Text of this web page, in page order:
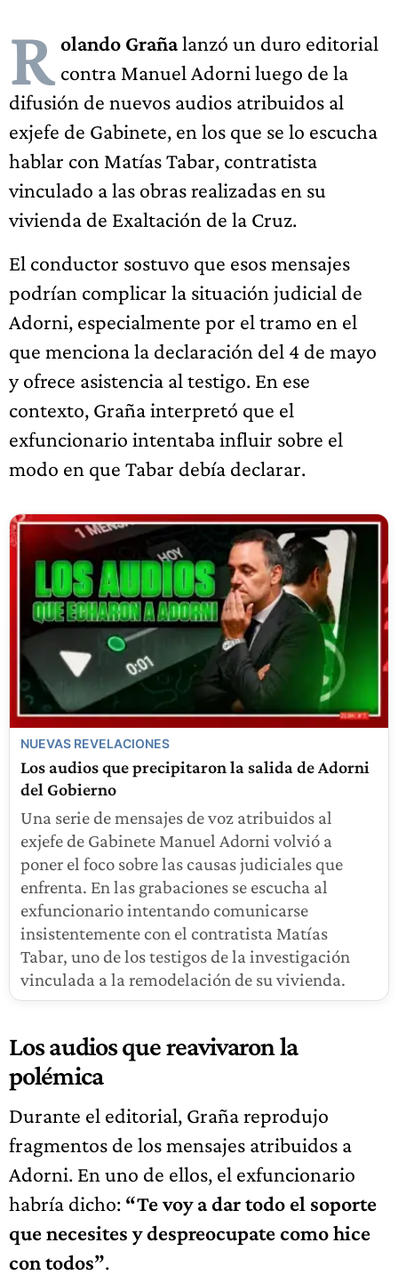
R olando Grañalanzó un duro editorial
contra Manuel Adorni luego de la
difusión de nuevos audios atribuidos al
exjefe de Gabinete, en los que se lo escucha
hablar con Matías Tabar, contratista
vinculado a las obras realizadas en su
vivienda de Exaltación de la Cruz.
El conductor sostuvo que esos mensajes
podrían complicar la situación judicial de
Adorni, especialmente por el tramo en el
que menciona la declaración del 4 de mayo
y ofrece asistencia al testigo. En ese
contexto, Graña interpretó que el
exfuncionario intentaba influir sobre el
modo en que Tabar debía declarar.
NUEVAS REVELACIONES
Los audios que precipitaron la salida de Adorni
del Gobierno
Una serie de mensajes de voz atribuidos al
exjefe de Gabinete Manuel Adorni volvió a
poner el foco sobre las causas judiciales que
enfrenta. En las grabaciones se escucha al
exfuncionario intentando comunicarse
insistentemente con el contratista Matías
Tabar, uno de los testigos de la investigación
vinculada a la remodelación de su vivienda.
Los audios que reavivaron la
polémica
Durante el editorial, Graña reprodujo
fragmentos de los mensajes atribuidos a
Adorni. En uno de ellos, el exfuncionario
habría dicho: “Te voy a dar todo el soporte
que necesites y despreocupate como hice
con todos”.